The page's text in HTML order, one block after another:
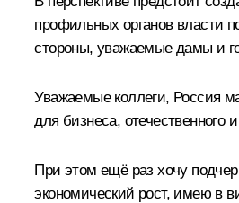
профильных органов власти
стороны, уважаемые дамы и
Уважаемые коллеги, Россия
для бизнеса, отечественного
При этом ещё раз хочу
экономический рост, имею в